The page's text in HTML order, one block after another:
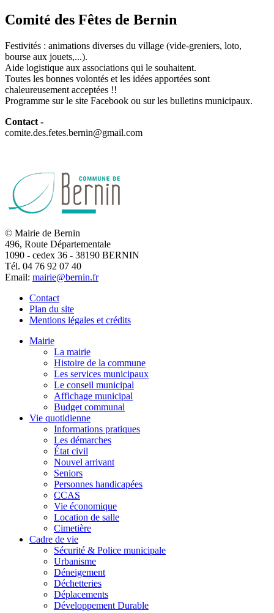
Comité des Fêtes de Bernin
Festivités : animations diverses du village (vide-greniers, loto,
bourse aux jouets,...).
Aide logistique aux associations qui le souhaitent.
Toutes les bonnes volontés et les idées apportées sont
chaleureusement acceptées !!
Programme sur le site Facebook ou sur les bulletins municipaux.
Contact -
comite.des.fetes.bernin@gmail.com
© Mairie de Bernin
496, Route Départementale
1090 - cedex 36 - 38190 BERNIN
Tél. 04 76 92 07 40
Email: mairie@bernin.fr
Contact
Plan du site
Mentions légales et crédits
Mairie
La mairie
Histoire de la commune
Les services municipaux
Le conseil municipal
Affichage municipal
Budget communal
Vie quotidienne
Informations pratiques
Les démarches
État civil
Nouvel arrivant
Seniors
Personnes handicapées
CCAS
Vie économique
Location de salle
Cimetière
Cadre de vie
Sécurité & Police municipale
Urbanisme
Déneigement
Déchetteries
Déplacements
Développement Durable